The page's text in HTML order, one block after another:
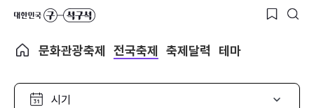
문화관광축제 전국축제 축제달력 테마
시